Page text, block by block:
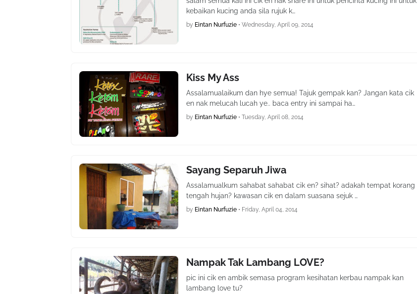
kebaikan kucing anda sila rujuk k…
by Eintan Nurfuzie • Wednesday, April 09, 2014
Kiss My Ass
Assalamualaikum dan hye semua! Tajuk gempak kan? Jangan kata cik
en nak melucah lucah ye.. baca entry ini sampai ha…
by Eintan Nurfuzie • Tuesday, April 08, 2014
Sayang Separuh Jiwa
Assalamualkum sahabat sahabat cik en? sihat? adakah tempat korang
tengah hujan? kawasan cik en dalam suasana sejuk …
by Eintan Nurfuzie • Friday, April 04, 2014
Nampak Tak Lambang LOVE?
pic ini cik en ambik semasa program kesihatan kerbau nampak kan
lambang love tu?